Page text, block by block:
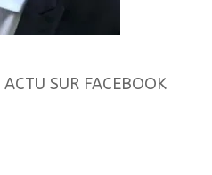
SUR FACEBOOK